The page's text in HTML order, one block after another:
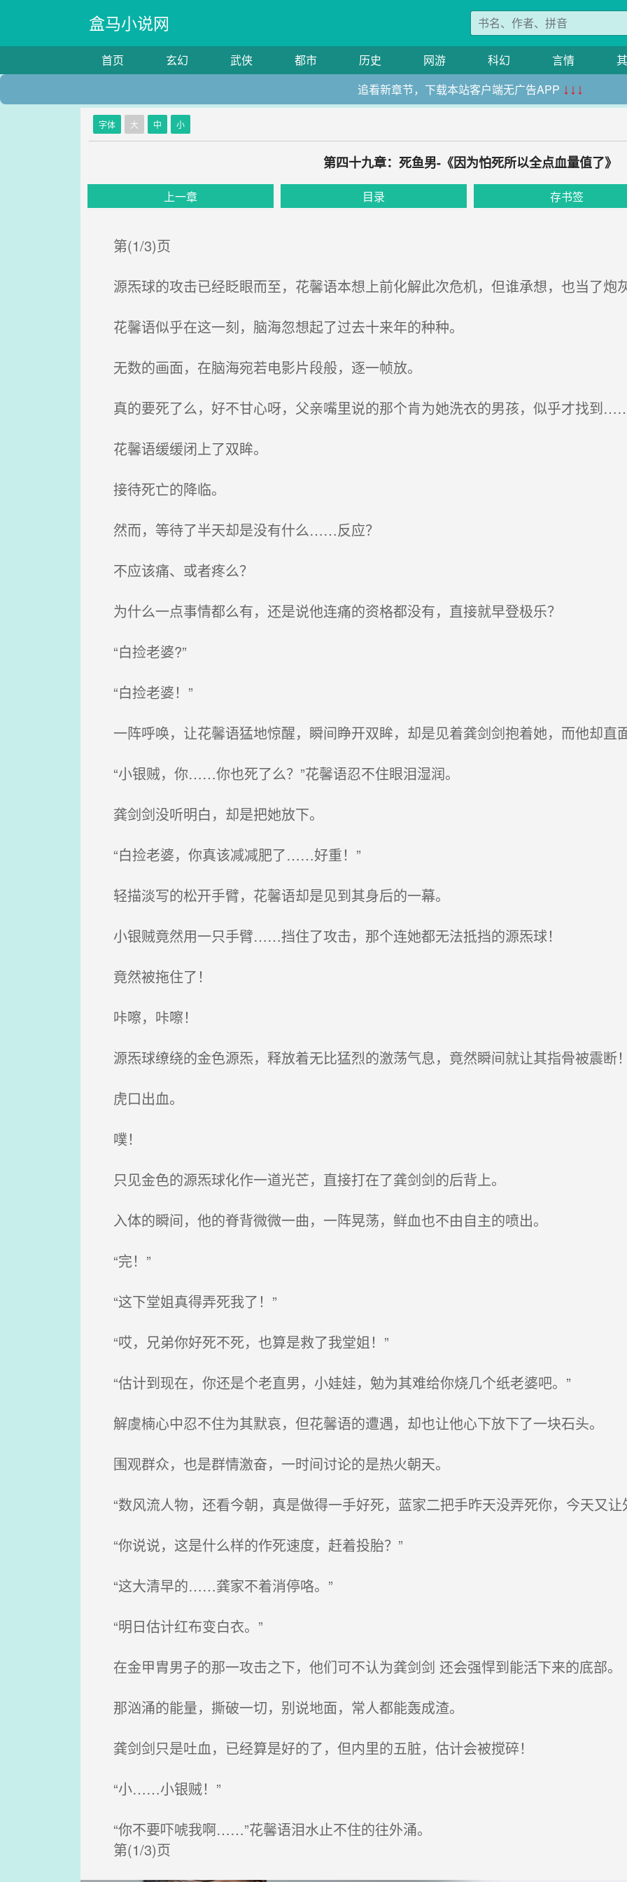
盒马小说网
首页 玄幻 武侠 都市 历史 网游 科幻 言情
追看新章节，下载本站客户端无广告APP ↓↓↓
字体 大 中 小
第四十九章：死鱼男-《因为怕死所以全点血量值了》
上一章 目录 存书签
第(1/3)页
源炁球的攻击已经眨眼而至，花馨语本想上前化解此次危机，但谁承想，也当了炮
花馨语似乎在这一刻，脑海忽想起了过去十来年的种种。
无数的画面，在脑海宛若电影片段般，逐一帧放。
真的要死了么，好不甘心呀，父亲嘴里说的那个肯为她洗衣的男孩，似乎才找到
花馨语缓缓闭上了双眸。
接待死亡的降临。
然而，等待了半天却是没有什么……反应？
不应该痛、或者疼么？
为什么一点事情都么有，还是说他连痛的资格都没有，直接就早登极乐？
“白捡老婆?”
“白捡老婆！”
一阵呼唤，让花馨语猛地惊醒，瞬间睁开双眸，却是见着龚剑剑抱着她，而他却
“小银贼，你……你也死了么？”花馨语忍不住眼泪湿润。
龚剑剑没听明白，却是把她放下。
“白捡老婆，你真该减减肥了……好重！”
轻描淡写的松开手臂，花馨语却是见到其身后的一幕。
小银贼竟然用一只手臂……挡住了攻击，那个连她都无法抵挡的源炁球！
竟然被拖住了！
咔嚓，咔嚓！
源炁球缭绕的金色源炁，释放着无比猛烈的激荡气息，竟然瞬间就让其指骨被震断
虎口出血。
噗！
只见金色的源炁球化作一道光芒，直接打在了龚剑剑的后背上。
入体的瞬间，他的脊背微微一曲，一阵晃荡，鲜血也不由自主的喷出。
“完！”
“这下堂姐真得弄死我了！”
“哎，兄弟你好死不死，也算是救了我堂姐！”
“估计到现在，你还是个老直男，小娃娃，勉为其难给你烧几个纸老婆吧。”
解虞楠心中忍不住为其默哀，但花馨语的遭遇，却也让他心下放下了一块石头。
围观群众，也是群情激奋，一时间讨论的是热火朝天。
“数风流人物，还看今朝，真是做得一手好死，蓝家二把手昨天没弄死你，今天又让
“你说说，这是什么样的作死速度，赶着投胎？”
“这大清早的……龚家不着消停咯。”
“明日估计红布变白衣。”
在金甲胄男子的那一攻击之下，他们可不认为龚剑剑 还会强悍到能活下来的底部。
那汹涌的能量，撕破一切，别说地面，常人都能轰成渣。
龚剑剑只是吐血，已经算是好的了，但内里的五脏，估计会被搅碎！
“小……小银贼！”
“你不要吓唬我啊……”花馨语泪水止不住的往外涌。
第(1/3)页